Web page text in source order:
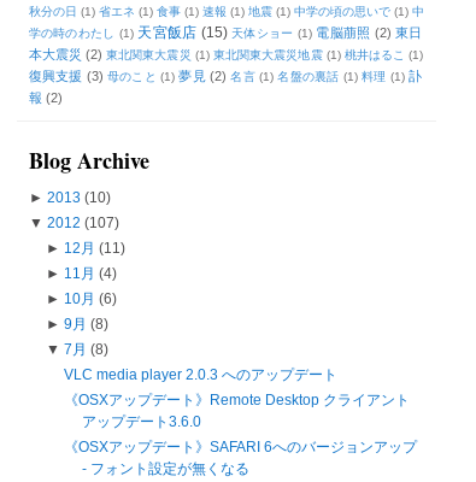
秋分の日 (1) 省エネ (1) 食事 (1) 速報 (1) 地震 (1) 中学の頃の思いで (1) 中
学の時のわたし
(1) 天宮飯店 (15) 天体ショー (1) 電脳萠照 (2) 東日
本大震災 (2) 東北関東大震災 (1) 東北関東大震災地震 (1) 桃井はるこ (1)
復興支援 (3) 母のこと (1) 夢見 (2) 名言 (1) 名盤の裏話 (1) 料理 (1) 訃
報 (2)
Blog Archive
► 2013 (10)
▼ 2012 (107)
► 12月 (11)
► 11月 (4)
► 10月 (6)
► 9月 (8)
▼ 7月 (8)
VLC media player 2.0.3 へのアップデート
《OSXアップデート》Remote Desktop クライアント
アップデート3.6.0
《OSXアップデート》SAFARI 6へのバージョンアップ
- フォント設定が無くなる